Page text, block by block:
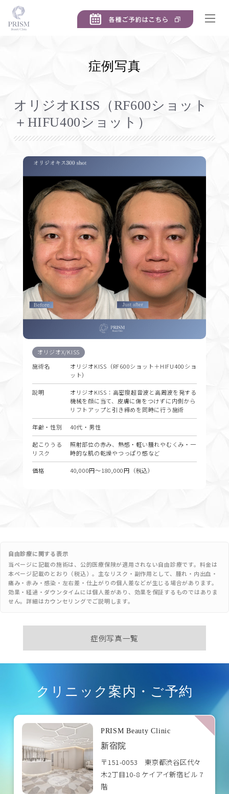
症例写真
オリジオKISS（RF600ショット
＋HIFU400ショット）
オリジオX/KISS
施術名
オリジオKISS（RF600ショット＋HIFU400ショ
ット）
説明
オリジオKISS：高密度超音波と高周波を発する
機械を顔に当て、皮膚に傷をつけずに内側から
リフトアップと引き締めを同時に行う施術
年齢・性別 40代・男性
起こりうる
リスク
照射部位の赤み、熱感・軽い腫れやむくみ・一
時的な肌の乾燥やつっぱり感など
価格 40,000円〜180,000円（税込）
自由診療に関する表示
当ページに記載の施術は、公的医療保険が適用されない自由診療です。料金は
本ページ記載のとおり（税込）。主なリスク・副作用として、腫れ・内出血・
痛み・赤み・感染・左右差・仕上がりの個人差などが生じる場合があります。
効果・経過・ダウンタイムには個人差があり、効果を保証するものではありま
せん。詳細はカウンセリングでご説明します。
症例写真一覧
クリニック案内・ご予約
PRISM Beauty Clinic
新宿院
〒151-0053 東京都渋谷区代々
木2丁目10-8 ケイアイ新宿ビル 7
階